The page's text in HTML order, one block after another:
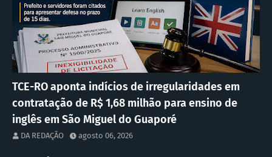
TCE-RO aponta indícios de irregularidades em
contratação de R$ 1,68 milhão para ensino de
inglês em São Miguel do Guaporé
DA REDAÇÃO agosto 06, 2026